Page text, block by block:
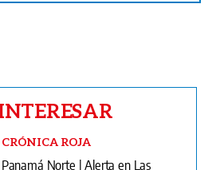
Panamá Norte | Alerta en Las
Cumbres tras hallazgo de cuerpo y
reclamo comunitario
FARÁNDULA